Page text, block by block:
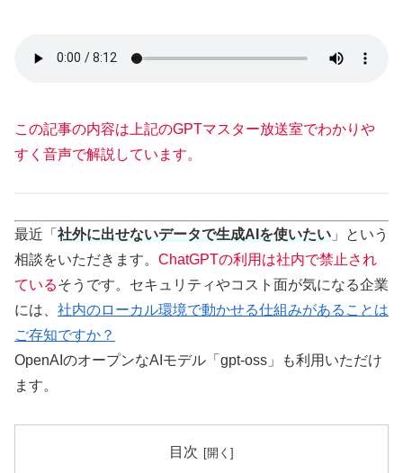
この記事の内容は上記のGPTマスター放送室でわかりや
すく音声で解説しています。
最近「 社外に出せないデータで生成AIを使いたい 」という
相談をいただきます。 ChatGPTの利用は社内で禁止され
ているそうです。セキュリティやコスト面が気になる企業
には、 社内のローカル環境で動かせる仕組みがあることは
ご存知ですか？
OpenAIのオープンなAIモデル「gpt-oss」も利用いただけ
ます。
目次